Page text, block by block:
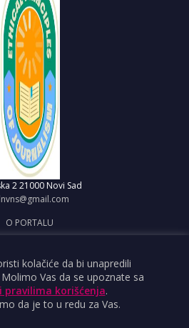
2 21000 Novi Sad
O PORTALU
OBJAVI VEST
KORIŠĆENJA
kolačiće da bi unapredili
Vas da se upoznate sa
pravilima korišćenja.
da je to u redu za Vas.